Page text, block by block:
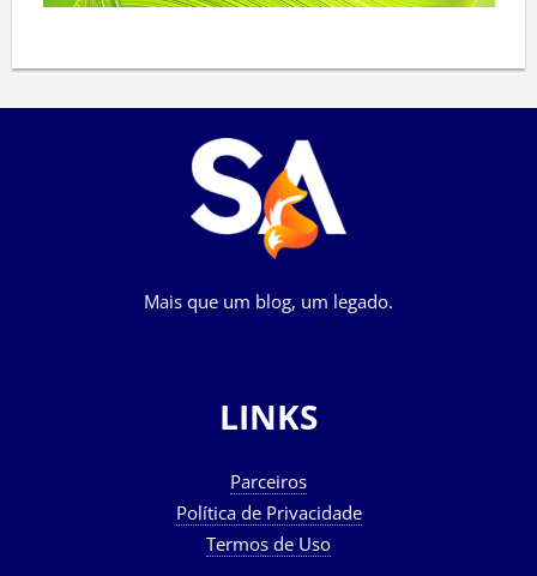
Mais que um blog, um legado.
LINKS
Parceiros
Política de Privacidade
Termos de Uso